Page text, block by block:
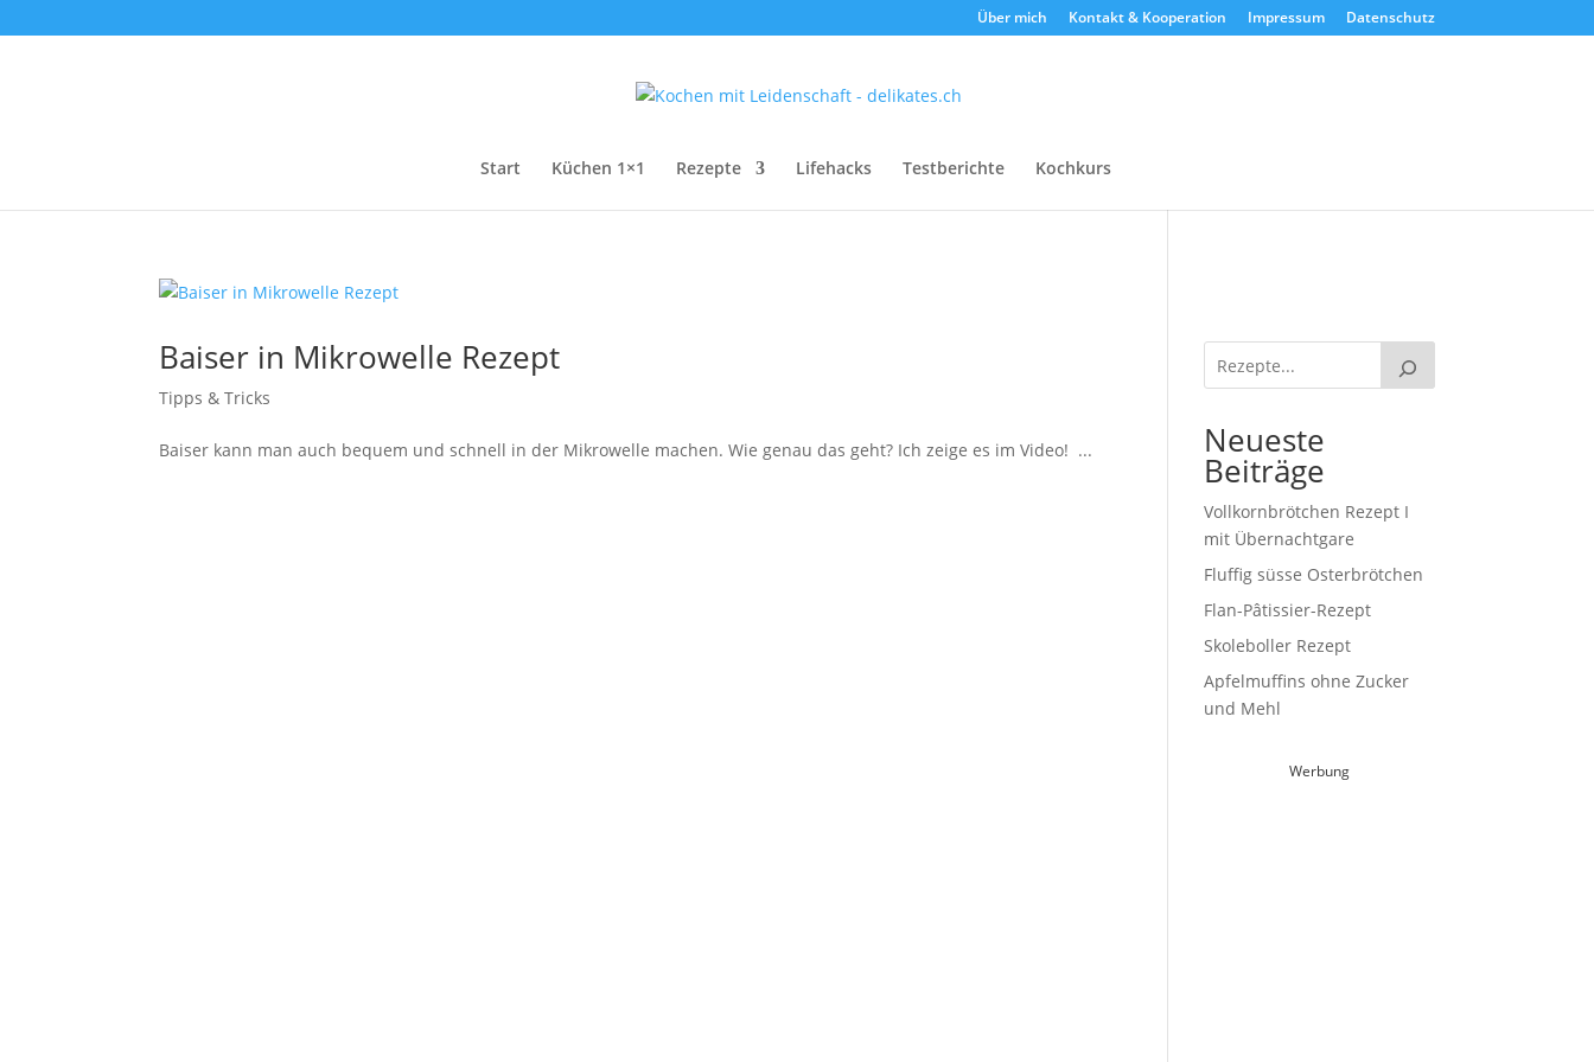
Über mich Kontakt & Kooperation Impressum Datenschutz
Start Küchen 1×1 Rezepte Lifehacks Testberichte Kochkurs
Baiser in Mikrowelle Rezept
Tipps & Tricks
Baiser kann man auch bequem und schnell in der Mikrowelle machen. Wie genau das geht? Ich zeige es im Video! ... Neueste
Beiträge
Vollkornbrötchen Rezept I
mit Übernachtgare
Fluffig süsse Osterbrötchen
Flan-Pâtissier-Rezept
Skoleboller Rezept
Apfelmuffins ohne Zucker
und Mehl
Werbung